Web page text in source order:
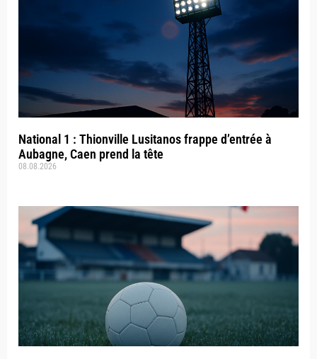
National 1 : Thionville Lusitanos frappe d’entrée à
Aubagne, Caen prend la tête
08.08.2026